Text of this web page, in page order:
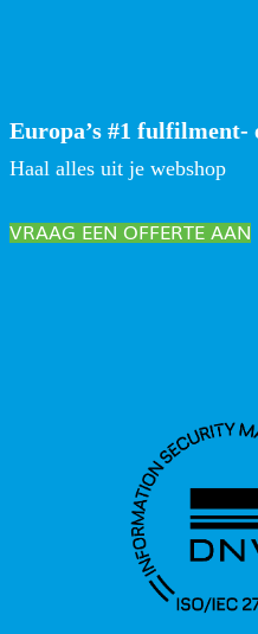
Europa’s #1 fulfilment-
Haal alles uit je webshop
VRAAG EEN OFFERTE AAN